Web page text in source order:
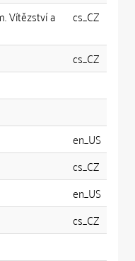
Vítězství a cs_CZ
cs_CZ
en_US
cs_CZ
en_US
cs_CZ